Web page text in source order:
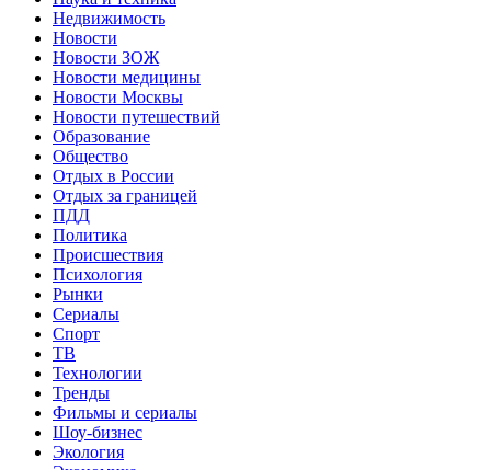
Недвижимость
Новости
Новости ЗОЖ
Новости медицины
Новости Москвы
Новости путешествий
Образование
Общество
Отдых в России
Отдых за границей
ПДД
Политика
Происшествия
Психология
Рынки
Сериалы
Спорт
ТВ
Технологии
Тренды
Фильмы и сериалы
Шоу-бизнес
Экология